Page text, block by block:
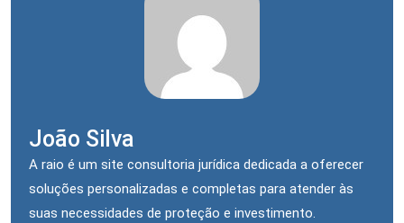
João Silva
A raio é um site consultoria jurídica dedicada a oferecer
soluções personalizadas e completas para atender às
suas necessidades de proteção e investimento.